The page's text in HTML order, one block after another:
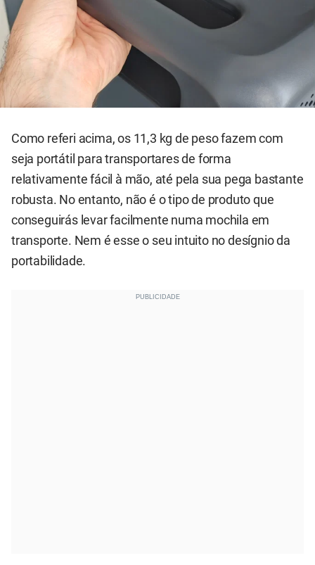
Como referi acima, os 11,3 kg de peso fazem com
seja portátil para transportares de forma
relativamente fácil à mão, até pela sua pega bastante
robusta. No entanto, não é o tipo de produto que
conseguirás levar facilmente numa mochila em
transporte. Nem é esse o seu intuito no desígnio da
portabilidade.